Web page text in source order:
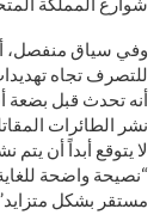
وفي سياق منفصل،
للتصرف تجاه
أنه تحدث قبل بضعة
نشر الطائرات
لا يتوقع أبداً أن
“نصيحة واضحة
مستقر بشكل